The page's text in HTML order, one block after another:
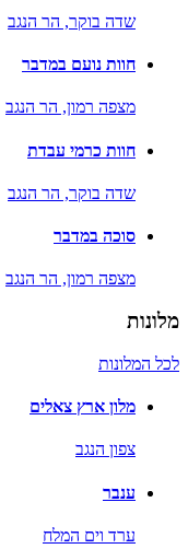
שדה בוקר, הר הנגב
חוות נועם במדבר
מצפה רמון, הר הנגב
חוות כרמי עבדת
שדה בוקר, הר הנגב
סוכה במדבר
מצפה רמון, הר הנגב
מלונות
לכל המלונות
מלון ארץ צאלים
צפון הנגב
ענבר
ערד וים המלח